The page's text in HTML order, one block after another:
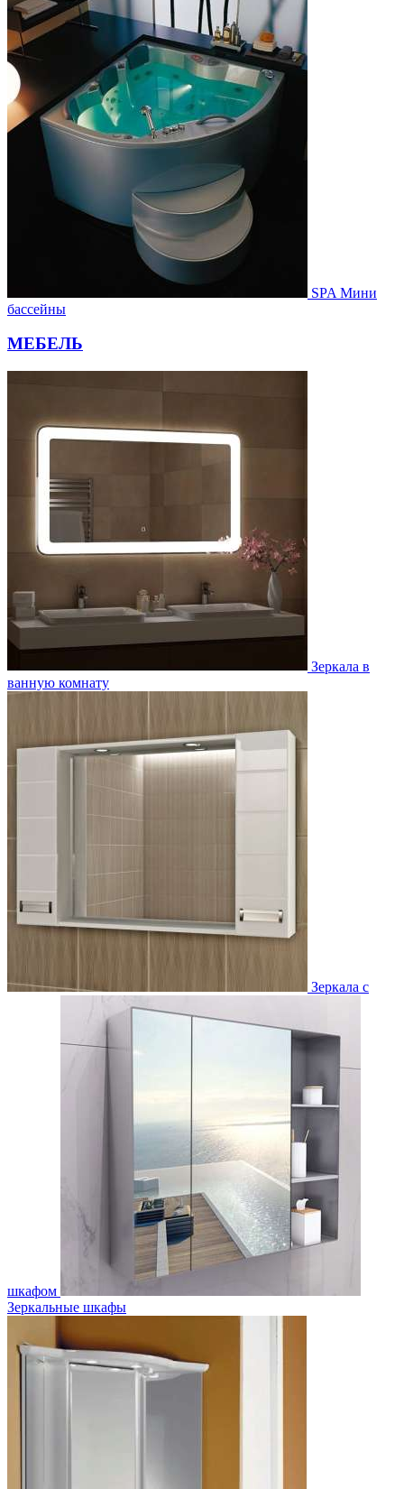
SPA Мини
бассейны
МЕБЕЛЬ
Зеркала в
ванную комнату
Зеркала с
шкафом
Зеркальные шкафы